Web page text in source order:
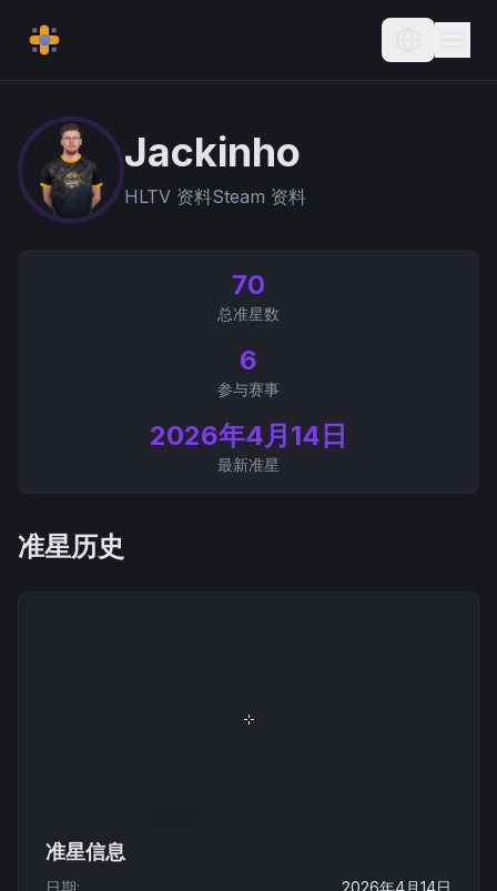
Current
Jackinho
HLTV 资料Steam 资料
70
总准星数
6
参与赛事
2026年4月14日
最新准星
准星历史
准星信息
日期:
2026年4月14日